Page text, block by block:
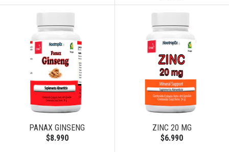
PANAX GINSENG
$8.990
ZINC 20 MG
$6.990